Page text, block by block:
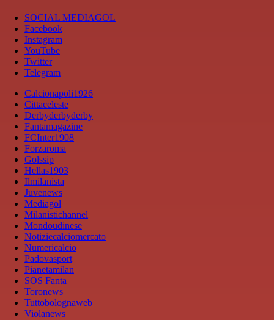
SOCIAL MEDIAGOL
Facebook
Instagram
YouTube
Twitter
Telegram
Calcionapoli1926
Cittaceleste
Derbyderbyderby
Fantamagazine
FCInter1908
Forzaroma
Golssip
Hellas1903
Ilmilanista
Juvenews
Mediagol
Milanistichannel
Mondoudinese
Notiziecalciomercato
Numericalcio
Padovasport
Pianetamilan
SOS Fanta
Toronews
Tuttobolognaweb
Violanews